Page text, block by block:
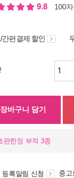
9.8
100
간편결제 할인
장바구니 담기
판한정 부적 3종
등록알림 신청 중고